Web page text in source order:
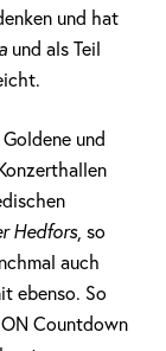
und hat
und als Teil
und
Hedfors, so
auch
ebenso. So
Countdown